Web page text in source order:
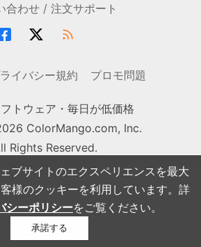
ブサイトのエクスペリエンスを最大
様のクッキーを利用しています。詳
シーポリシーをご覧ください。
承諾する
合わせ / 注文サポート
イバシー規約 プロモ問題
トウェア・毎日が低価格
ColorMango.com, Inc.
Rights Reserved.